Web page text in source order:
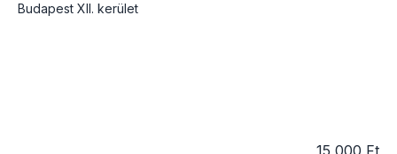
Budapest XII. kerület
15 000 Ft